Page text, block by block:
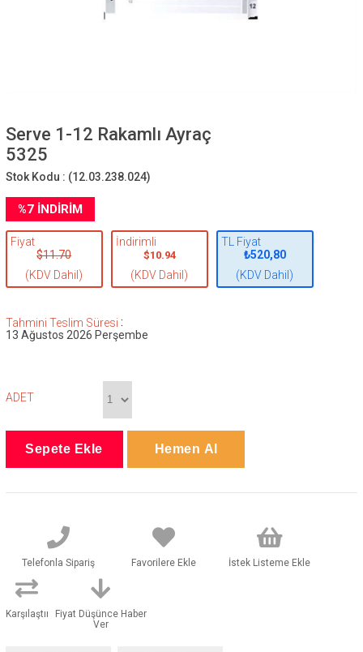
Serve 1-12 Rakamlı Ayraç
5325
Stok Kodu : (12.03.238.024)
%7İNDIRIM
Fiyat
$11.70
(KDV Dahil)
İndirimli
$10.94
(KDV Dahil)
TL Fiyat
₺520,80
(KDV Dahil)
Tahmini Teslim Süresi :
13 Ağustos 2026 Perşembe
ADET
Telefonla Sipariş Favorilere Ekle İstek Listeme Ekle
Karşılaştır
Fiyat Düşünce Haber
Ver